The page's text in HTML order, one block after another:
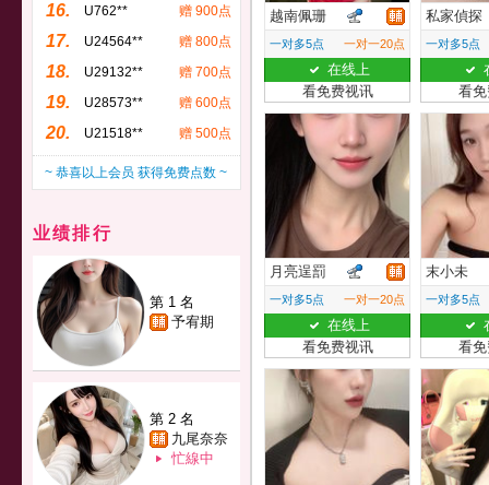
16. U762** 赠 900点
17. U24564** 赠 800点
18. U29132** 赠 700点
19. U28573** 赠 600点
20. U21518** 赠 500点
~ 恭喜以上会员 获得免费点数 ~
业绩排行
第 1 名
予宥期
第 2 名
九尾奈奈
忙線中
越南佩珊
一对多5点 一对一20点
在线上
看免费视讯
私家偵探
一对多5点
看
月亮逞罰
一对多5点 一对一20点
在线上
看免费视讯
末小未
一对多5点
看